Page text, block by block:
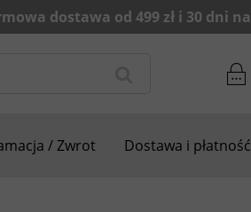
/ Zwrot Dostawa i płatność